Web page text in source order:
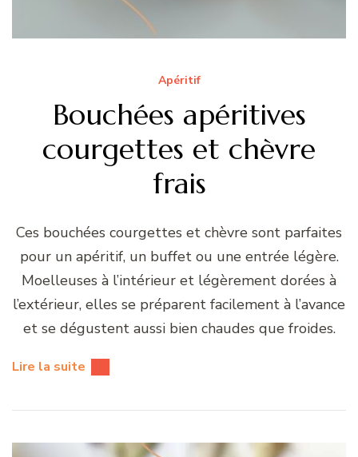
Apéritif
Bouchées apéritives
courgettes et chèvre
frais
Ces bouchées courgettes et chèvre sont parfaites
pour un apéritif, un buffet ou une entrée légère.
Moelleuses à l’intérieur et légèrement dorées à
l’extérieur, elles se préparent facilement à l’avance
et se dégustent aussi bien chaudes que froides.
Lire la suite